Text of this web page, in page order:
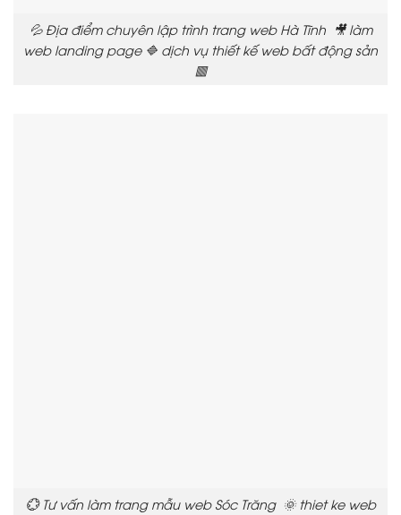
💦 Địa điểm chuyên lập trình trang web Hà Tĩnh 🎥 làm
web landing page 🔷 dịch vụ thiết kế web bất động sản
🟥
💮 Tư vấn làm trang mẫu web Sóc Trăng 🌞 thiet ke web